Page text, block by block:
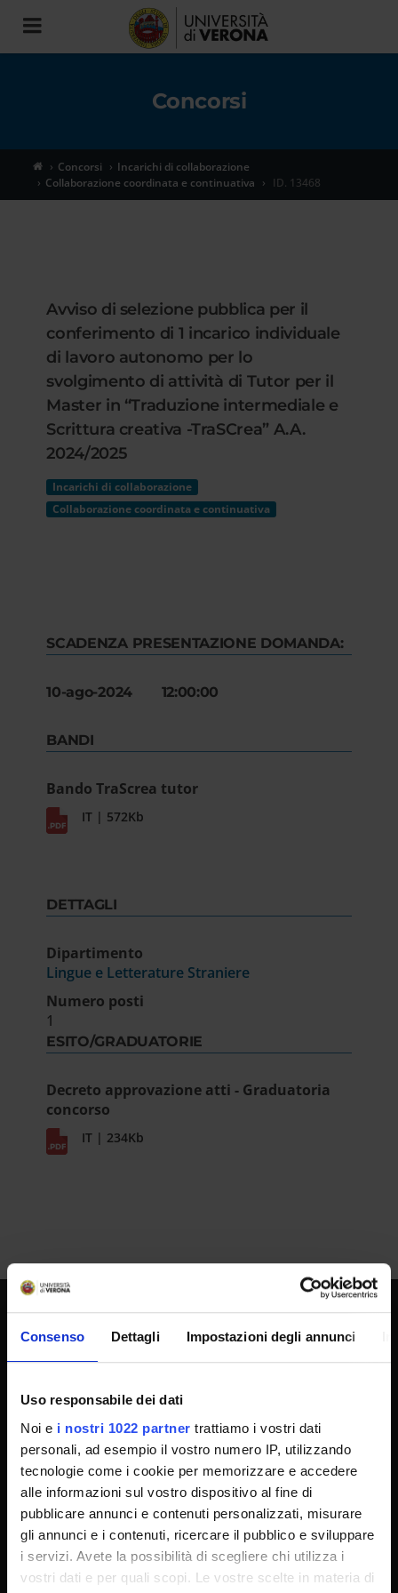
Consenso Dettagli Impostazioni degli annunci
Uso responsabile dei dati
Noi e i nostri 1022 partner trattiamo i vostri dati
personali, ad esempio il vostro numero IP, utilizzando
tecnologie come i cookie per memorizzare e accedere
alle informazioni sul vostro dispositivo al fine di
pubblicare annunci e contenuti personalizzati, misurare
gli annunci e i contenuti, ricercare il pubblico e sviluppare
i servizi. Avete la possibilità di scegliere chi utilizza i
vostri dati e per quali scopi. Le vostre scelte in materia di
Toggle
navigation
Concorsi
Concorsi
Incarichi di collaborazione
Collaborazione coordinata e continuativa
ID. 13468
Avviso di selezione pubblica per il
conferimento di 1 incarico individuale
di lavoro autonomo per lo
svolgimento di attività di Tutor per il
Master in “Traduzione intermediale e
Scrittura creativa -TraSCrea” A.A.
2024/2025
Incarichi di collaborazione
Collaborazione coordinata e continuativa
SCADENZA PRESENTAZIONE DOMANDA:
10-ago-2024 12:00:00
BANDI
Bando TraScrea tutor
IT | 572Kb
DETTAGLI
Dipartimento
Lingue e Letterature Straniere
Numero posti
1
ESITO/GRADUATORIE
Decreto approvazione atti - Graduatoria
concorso
IT | 234Kb
SPORTELLO ATENEO
Amministrazione trasparente
Albo Ufficiale
Concorsi
Gare di appalto
Atti di notifica
Privacy